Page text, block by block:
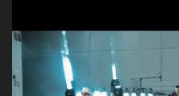
quiso, él tiempo sigue pasando
seguiré esperando hasta
tengo de mi mente no se va, en
tu papá, a veces me pongo